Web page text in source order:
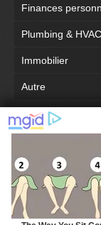
Finances
Plumbing & HVAC
Immobilier
Autre
Site complet